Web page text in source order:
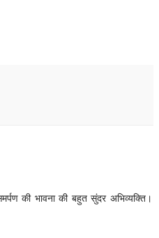
की भावना की बहुत सुंदर अभिव्यक्ति।